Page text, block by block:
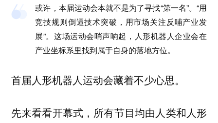
或许，本届运动会本就不是为了寻找“第一名”。“用
竞技规则倒逼技术突破，用市场关注反哺产业发
展”。这场运动会哨声响起，人形机器人企业会在
产业坐标系里找到属于自身的落地方位。
首届人形机器人运动会藏着不少心思。
先来看看开幕式，所有节目均由人类和人形